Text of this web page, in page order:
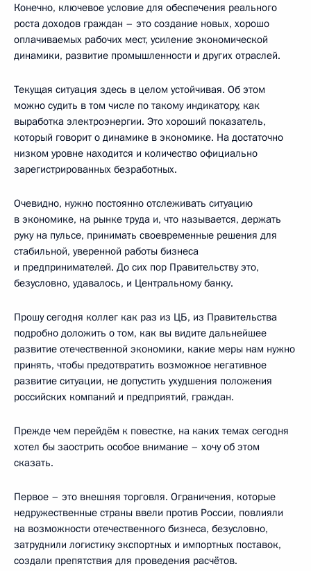
Конечно, ключевое условие для обеспечения реального
роста доходов граждан – это создание новых, хорошо
оплачиваемых рабочих мест, усиление экономической
динамики, развитие промышленности и других отраслей.
Текущая ситуация здесь в целом устойчивая. Об этом
можно судить в том числе по такому индикатору, как
выработка электроэнергии. Это хороший показатель,
который говорит о динамике в экономике. На достаточно
низком уровне находится и количество официально
зарегистрированных безработных.
Очевидно, нужно постоянно отслеживать ситуацию
в экономике, на рынке труда и, что называется, держать
руку на пульсе, принимать своевременные решения для
стабильной, уверенной работы бизнеса
и предпринимателей. До сих пор Правительству это,
безусловно, удавалось, и Центральному банку.
Прошу сегодня коллег как раз из ЦБ, из Правительства
подробно доложить о том, как вы видите дальнейшее
развитие отечественной экономики, какие меры нам нужно
принять, чтобы предотвратить возможное негативное
развитие ситуации, не допустить ухудшения положения
российских компаний и предприятий, граждан.
Прежде чем перейдём к повестке, на каких темах сегодня
хотел бы заострить особое внимание – хочу об этом
сказать.
Первое – это внешняя торговля. Ограничения, которые
недружественные страны ввели против России, повлияли
на возможности отечественного бизнеса, безусловно,
затруднили логистику экспортных и импортных поставок,
создали препятствия для проведения расчётов.